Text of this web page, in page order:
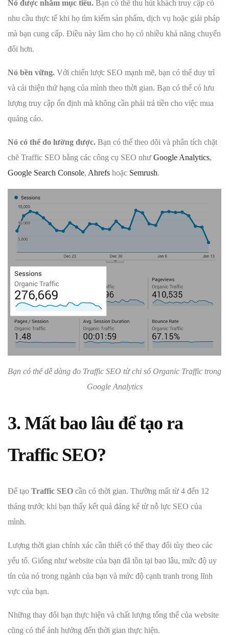
Nó được nhắm mục tiêu. Bạn có thể thu hút khách truy cập có
nhu cầu thực tế khi họ tìm kiếm sản phẩm, dịch vụ hoặc giải pháp
mà bạn cung cấp. Điều này làm cho họ có nhiều khả năng chuyển
đổi hơn.
Nó bền vững. Với chiến lược SEO mạnh mẽ, bạn có thể duy trì
và cải thiện thứ hạng của mình theo thời gian. Bạn có thể có lưu
lượng truy cập ổn định mà không cần phải trả tiền cho việc mua
quảng cáo.
Nó có thể đo lường được. Bạn có thể theo dõi và phân tích chặt
chẽ Traffic SEO bằng các công cụ SEO như Google Analytics,
Google Search Console, Ahrefs hoặc Semrush.
Bạn có thể dễ dàng đo Traffic SEO từ chỉ số Organic Traffic trong
Google Analytics
3. Mất bao lâu để tạo ra
Traffic SEO?
Để tạo Traffic SEO cần có thời gian. Thường mất từ ​​​​4 đến 12
tháng trước khi bạn thấy kết quả đáng kể từ nỗ lực SEO của
mình.
Lượng thời gian chính xác cần thiết có thể thay đổi tùy theo các
yếu tố. Giống như website của bạn đã tồn tại bao lâu, mức độ uy
tín của nó trong ngành của bạn và mức độ cạnh tranh trong lĩnh
vực của bạn.
Những thay đổi bạn thực hiện và chất lượng tổng thể của website
cũng có thể ảnh hưởng đến thời gian thực hiện.